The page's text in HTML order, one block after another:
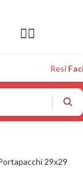
Resi